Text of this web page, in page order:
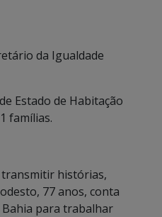
da Igualdade
Estado de Habitação
famílias.
transmitir histórias,
77 anos, conta
Bahia para trabalhar